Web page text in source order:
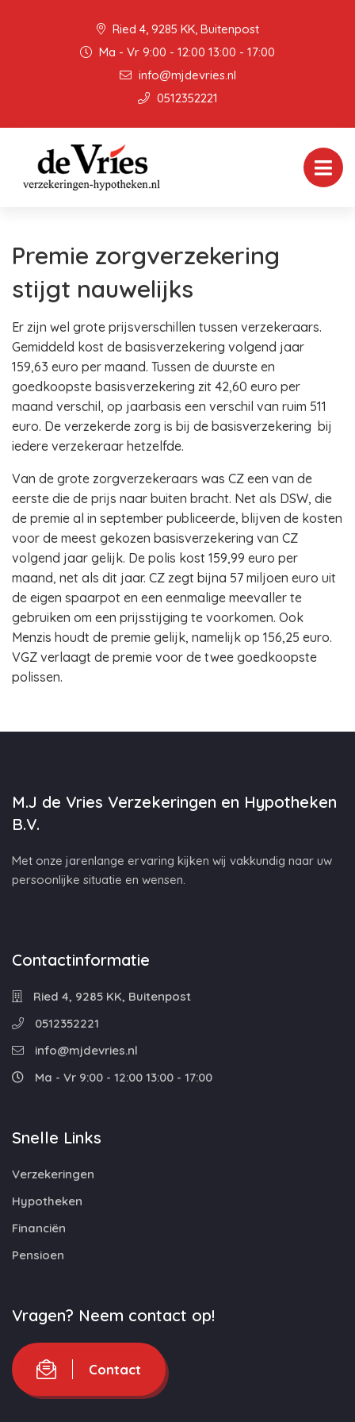
Ried 4, 9285 KK, Buitenpost
Ma - Vr 9:00 - 12:00 13:00 - 17:00
info@mjdevries.nl
0512352221
Premie zorgverzekering
stijgt nauwelijks
Er zijn wel grote prijsverschillen tussen verzekeraars.
Gemiddeld kost de basisverzekering volgend jaar
159,63 euro per maand. Tussen de duurste en
goedkoopste basisverzekering zit 42,60 euro per
maand verschil, op jaarbasis een verschil van ruim 511
euro. De verzekerde zorg is bij de basisverzekering bij
iedere verzekeraar hetzelfde.
Van de grote zorgverzekeraars was CZ een van de
eerste die de prijs naar buiten bracht. Net als DSW, die
de premie al in september publiceerde, blijven de kosten
voor de meest gekozen basisverzekering van CZ
volgend jaar gelijk. De polis kost 159,99 euro per
maand, net als dit jaar. CZ zegt bijna 57 miljoen euro uit
de eigen spaarpot en een eenmalige meevaller te
gebruiken om een prijsstijging te voorkomen. Ook
Menzis houdt de premie gelijk, namelijk op 156,25 euro.
VGZ verlaagt de premie voor de twee goedkoopste
polissen.
M.J de Vries Verzekeringen en Hypotheken
B.V.
Met onze jarenlange ervaring kijken wij vakkundig naar uw
persoonlijke situatie en wensen.
Contactinformatie
Ried 4, 9285 KK, Buitenpost
0512352221
info@mjdevries.nl
Ma - Vr 9:00 - 12:00 13:00 - 17:00
Snelle Links
Verzekeringen
Hypotheken
Financiën
Pensioen
Vragen? Neem contact op!
Contact